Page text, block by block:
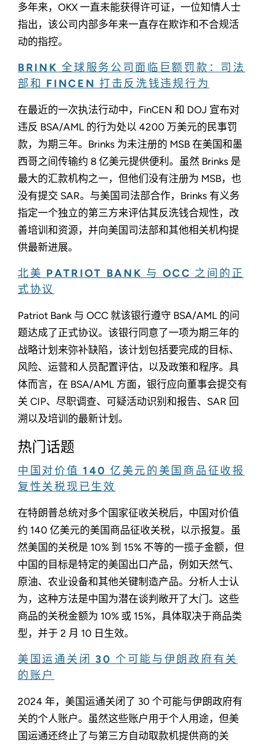
多年来，OKX 一直未能获得许可证，一位知情人士
指出，该公司内部多年来一直存在欺诈和不合规活
动的指控。
BRINK 全球服务公司面临巨额罚款：司法
部和 FINCEN 打击反洗钱违规行为
在最近的一次执法行动中，FinCEN 和 DOJ 宣布对
违反 BSA/AML 的行为处以 4200 万美元的民事罚
款，为期三年。Brinks 为未注册的 MSB 在美国和墨
西哥之间传输约 8 亿美元提供便利。虽然 Brinks 是
最大的汇款机构之一，但他们没有注册为 MSB，也
没有提交 SAR。与美国司法部合作，Brinks 有义务
指定一个独立的第三方来评估其反洗钱合规性，改
善培训和资源，并向美国司法部和其他相关机构提
供最新进展。
北美 PATRIOT BANK 与 OCC 之间的正
式协议
Patriot Bank 与 OCC 就该银行遵守 BSA/AML 的问
题达成了正式协议。该银行同意了一项为期三年的
战略计划来弥补缺陷，该计划包括要完成的目标、
风险、运营和人员配置评估，以及政策和程序。具
体而言，在 BSA/AML 方面，银行应向董事会提交有
关 CIP、尽职调查、可疑活动识别和报告、SAR 回
溯以及培训的最新计划。
热门话题
中国对价值 140 亿美元的美国商品征收报
复性关税现已生效
在特朗普总统对多个国家征收关税后，中国对价值
约 140 亿美元的美国商品征收关税，以示报复。虽
然美国的关税是 10% 到 15% 不等的一揽子金额，但
中国的目标是特定的美国出口产品，例如天然气、
原油、农业设备和其他关键制造产品。分析人士认
为，这种方法是中国为潜在谈判敞开了大门。这些
商品的关税金额为 10% 或 15%，具体取决于商品类
型，并于 2 月 10 日生效。
美国运通关闭 30 个可能与伊朗政府有关
的账户
2024 年，美国运通关闭了 30 个可能与伊朗政府有
关的个人账户。虽然这些账户用于个人用途，但美
国运通还终止了与第三方自动取款机提供商的关